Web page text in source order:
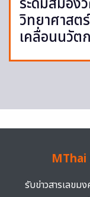
วิทยาศาสต
เคลื่อนนวัต
MThai
รับข่าวสารเลขม